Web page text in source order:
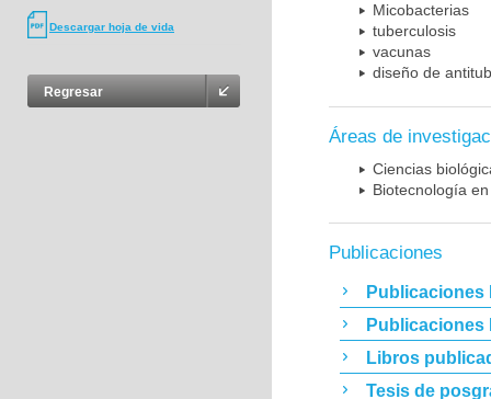
Descargar hoja de vida
Regresar
Micobacterias
tuberculosis
vacunas
diseño de
Áreas de
Ciencias
Biotecnología
Publicaciones
Publicaciones
Publicaciones
Libros
Tesis de